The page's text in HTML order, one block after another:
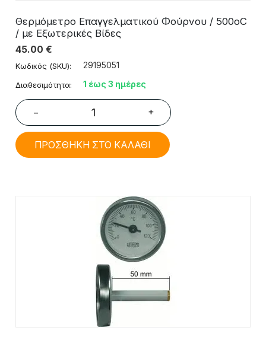
Θερμόμετρο Επαγγελματικού Φούρνου / 500oC
/ με Εξωτερικές Βίδες
45.00 €
Κωδικός (SKU): 29195051
Διαθεσιμότητα: 1 έως 3 ημέρες
− +
ΠΡΟΣΘΗΚΗ ΣΤΟ ΚΑΛΑΘΙ